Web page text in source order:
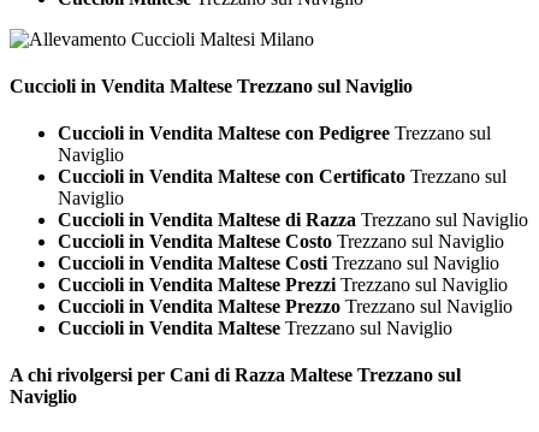
Cuccioli in Vendita Maltese Trezzano sul Naviglio
Cuccioli in Vendita Maltese con Pedigree Trezzano sul
Naviglio
Cuccioli in Vendita Maltese con Certificato Trezzano sul
Naviglio
Cuccioli in Vendita Maltese di Razza Trezzano sul Naviglio
Cuccioli in Vendita Maltese Costo Trezzano sul Naviglio
Cuccioli in Vendita Maltese Costi Trezzano sul Naviglio
Cuccioli in Vendita Maltese Prezzi Trezzano sul Naviglio
Cuccioli in Vendita Maltese Prezzo Trezzano sul Naviglio
Cuccioli in Vendita Maltese Trezzano sul Naviglio
A chi rivolgersi per Cani di Razza Maltese Trezzano sul
Naviglio